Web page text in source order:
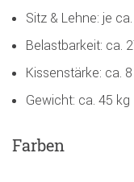
Sitz & Lehne: je
Belastbarkeit: ca.
Kissenstärke: ca.
Gewicht: ca. 45 kg
Farben